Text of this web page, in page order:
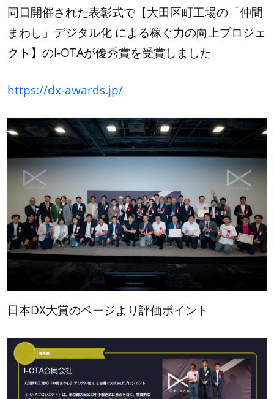
同日開催された表彰式で【大田区町工場の「仲間
まわし」デジタル化 による稼ぐ力の向上プロジェ
クト】のI-OTAが優秀賞を受賞しました。
https://dx-awards.jp/
日本DX大賞のページより評価ポイント